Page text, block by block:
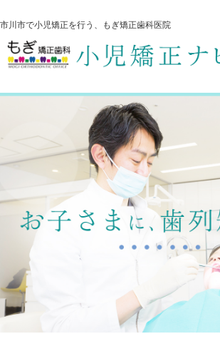
市川市で小児矯正を行う、もぎ矯正歯科医院